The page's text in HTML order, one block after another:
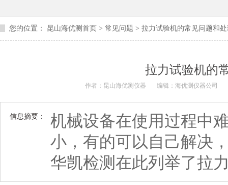
您的位置： 昆山海优测首页 > 常见问题 > 拉力试验机的常见问题和
拉力试验机的
作者：昆山海优测仪器 编辑：海优测仪器公司
信息摘要：
机械设备在使用过程中
小，有的可以自己解决
华凯检测在此列举了拉